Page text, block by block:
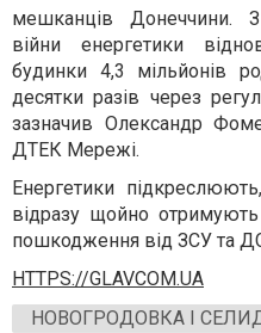
мешканців Донеччини.
війни енергетики
будинки 4,3 мільйонів
десятки разів через
зазначив Олександр
ДТЕК Мережі.
Енергетики
відразу щойно
пошкодження від ЗСУ та
HTTPS://GLAVCOM.UA
НОВОГРОДОВКА І